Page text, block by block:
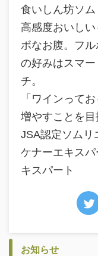
食いしん坊ソム
高感度おいし
ボなお腹。フ
の好みはスマ
チ。
「ワインって
増やすことを目
JSA認定ソムリ
ケナーエキス
キスパート
お知らせ